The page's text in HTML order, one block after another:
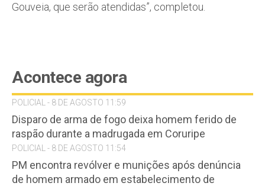
Gouveia, que serão atendidas”, completou.
Acontece agora
POLICIAL - 8 DE AGOSTO 11:59
Disparo de arma de fogo deixa homem ferido de
raspão durante a madrugada em Coruripe
POLICIAL - 8 DE AGOSTO 11:54
PM encontra revólver e munições após denúncia
de homem armado em estabelecimento de